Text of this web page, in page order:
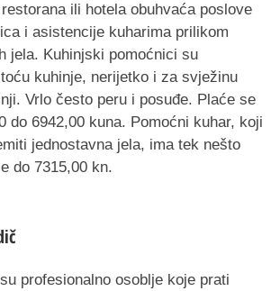
ili hotela obuhvaća poslove
i asistencije kuharima prilikom
jela. Kuhinjski pomoćnici su
kuhinje, nerijetko i za svježinu
Vrlo često peru i posuđe. Plaće se
do 6942,00 kuna. Pomoćni kuhar, koji
jednostavna jela, ima tek nešto
do 7315,00 kn.
su profesionalno osoblje koje prati